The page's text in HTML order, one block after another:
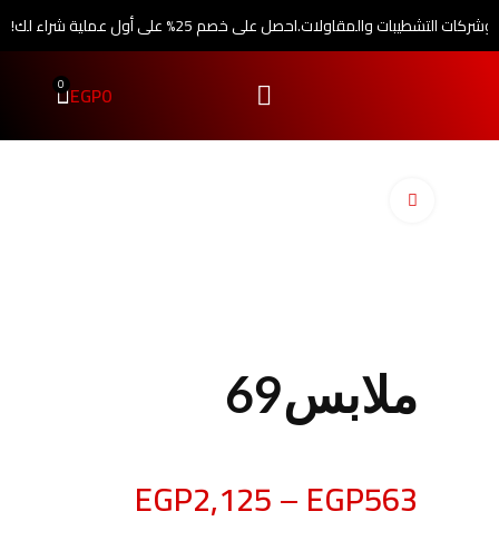
احصل على خصم 25% على أول عملية شراء لك!التشطيبات والمقاولات.
EGP0
0
ملابس69
EGP563
–
EGP2,125